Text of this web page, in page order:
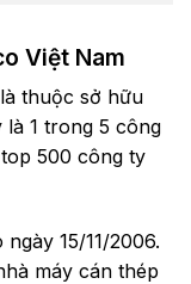
Việt Nam
thuộc sở hữu
1 trong 5 công
500 công ty
15/11/2006.
máy cán thép